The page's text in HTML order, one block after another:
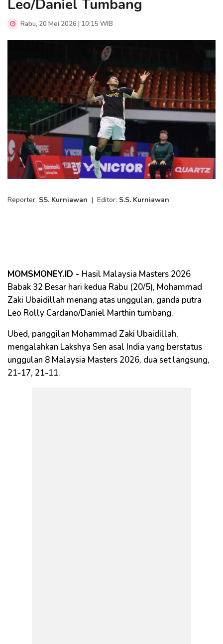
Leo/Daniel Tumbang
Rabu, 20 Mei 2026 | 10:15 WIB
Reporter: SS. Kurniawan | Editor: S.S. Kurniawan
MOMSMONEY.ID - Hasil Malaysia Masters 2026
Babak 32 Besar hari kedua Rabu (20/5), Mohammad
Zaki Ubaidillah menang atas unggulan, ganda putra
Leo Rolly Cardano/Daniel Marthin tumbang.
Ubed, panggilan Mohammad Zaki Ubaidillah,
mengalahkan Lakshya Sen asal India yang berstatus
unggulan 8 Malaysia Masters 2026, dua set langsung,
21-17, 21-11.